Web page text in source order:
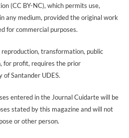
(CC BY-NC), which permits use,
any medium, provided the original work
for commercial purposes.
transformation, public
for profit, requires the prior
Santander UDES.
entered in the Journal Cuidarte will be
stated by this magazine and will not
or other person.